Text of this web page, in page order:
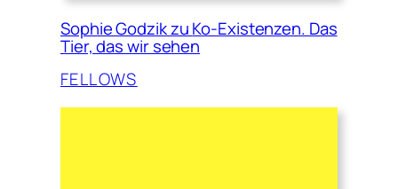
Sophie Godzik zuKo-Existenzen. Das
Tier, das wir sehen
FELLOWS